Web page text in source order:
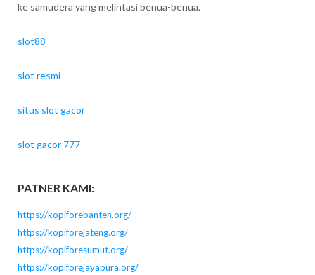
ke samudera yang melintasi benua-benua.
slot88
slot resmi
situs slot gacor
slot gacor 777
PATNER KAMI:
https://kopiforebanten.org/
https://kopiforejateng.org/
https://kopiforesumut.org/
https://kopiforejayapura.org/